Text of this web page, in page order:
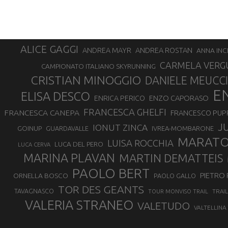
ALICE GAGGI ANDREA MAYR ANDREA ROSTAN ANNA
CAMPIONATO ITALIANO SKYRUNNING CARMELA
CRISTIAN MINOGGIO DANIELE MEUCCI
ELISA DESCO ENRICA PERICO ENZO CAPORASO
FRANCESCA CANEPA FRANCESCA GHELFI FRANCESCO
GOINUP GUARDAVALLE IONUT ZINCA IVREA-MOMBARONE
LUCA CERVA LUCA DEL PERO LUISA ROCCHIA
MARINA PLAVAN MARTIN DEMATTEIS
ORNELLA BOSCO PAOLO BERT PAOLO GALLO PIETRO
TAVAGNASCO TOR DES GEANTS TOUR MONVISO TRAIL
VALERIA STRANEO VALETUDO VALTELLINA